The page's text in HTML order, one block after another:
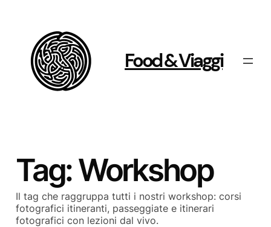
Food & Viaggi
Tag:Workshop
Il tag che raggruppa tutti i nostri workshop: corsi
fotografici itineranti, passeggiate e itinerari
fotografici con lezioni dal vivo.